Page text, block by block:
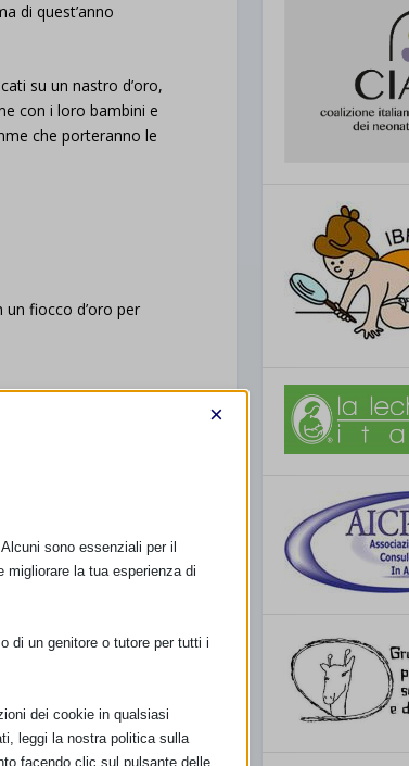
di quest’anno
su un nastro d’oro,
con i loro bambini e
che porteranno le
un fiocco d’oro per
di mamme e di
con la partecipazione
Mondiale
era gratuito e i
spilli fatti per
×
sono essenziali per il
la tua esperienza di
di un genitore o tutore per tutti i
dei cookie in qualsiasi
leggi la nostra politica sulla
facendo clic sul pulsante delle